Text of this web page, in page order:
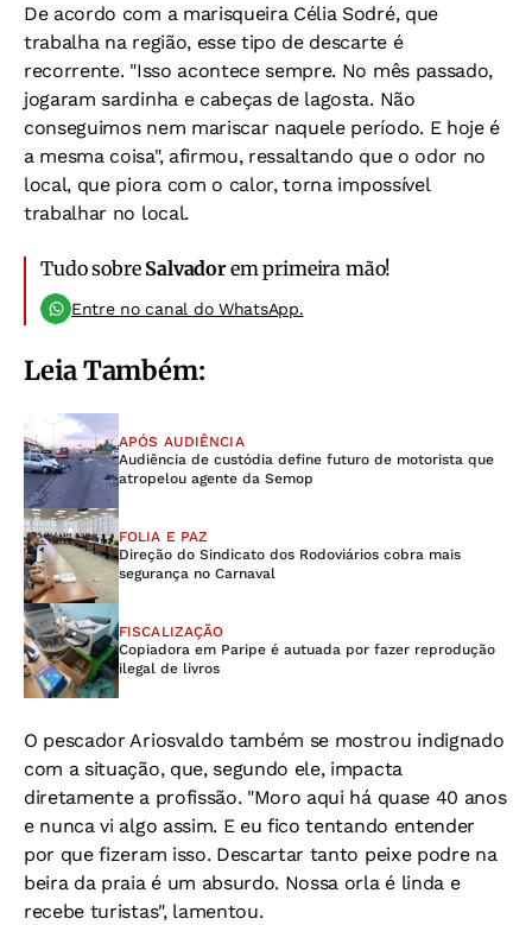
De acordo com a marisqueira Célia Sodré, que
trabalha na região, esse tipo de descarte é
recorrente. "Isso acontece sempre. No mês passado,
jogaram sardinha e cabeças de lagosta. Não
conseguimos nem mariscar naquele período. E hoje é
a mesma coisa", afirmou, ressaltando que o odor no
local, que piora com o calor, torna impossível
trabalhar no local.
Tudo sobre Salvadorem primeira mão!
Entre no canal do WhatsApp.
Leia Também:
APÓS AUDIÊNCIA
Audiência de custódia define futuro de motorista que
atropelou agente da Semop
FOLIA E PAZ
Direção do Sindicato dos Rodoviários cobra mais
segurança no Carnaval
FISCALIZAÇÃO
Copiadora em Paripe é autuada por fazer reprodução
ilegal de livros
O pescador Ariosvaldo também se mostrou indignado
com a situação, que, segundo ele, impacta
diretamente a profissão. "Moro aqui há quase 40 anos
e nunca vi algo assim. E eu fico tentando entender
por que fizeram isso. Descartar tanto peixe podre na
beira da praia é um absurdo. Nossa orla é linda e
recebe turistas", lamentou.